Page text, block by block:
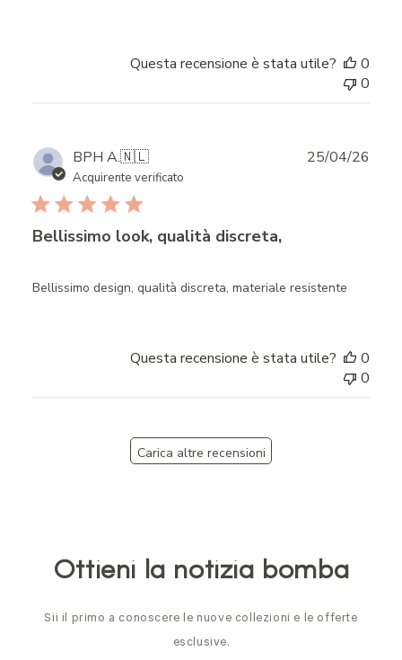
Questa recensione è stata utile?
0
0
BPH A.🇳🇱
Acquirente verificato
Bellissimo look, qualità discreta,
Bellissimo design, qualità discreta, materiale resistente
25/04/26
Questa recensione è stata utile?
0
0
Carica altre recensioni
Ottieni la notizia bomba
Sii il primo a conoscere le nuove collezioni e le offerte
esclusive.